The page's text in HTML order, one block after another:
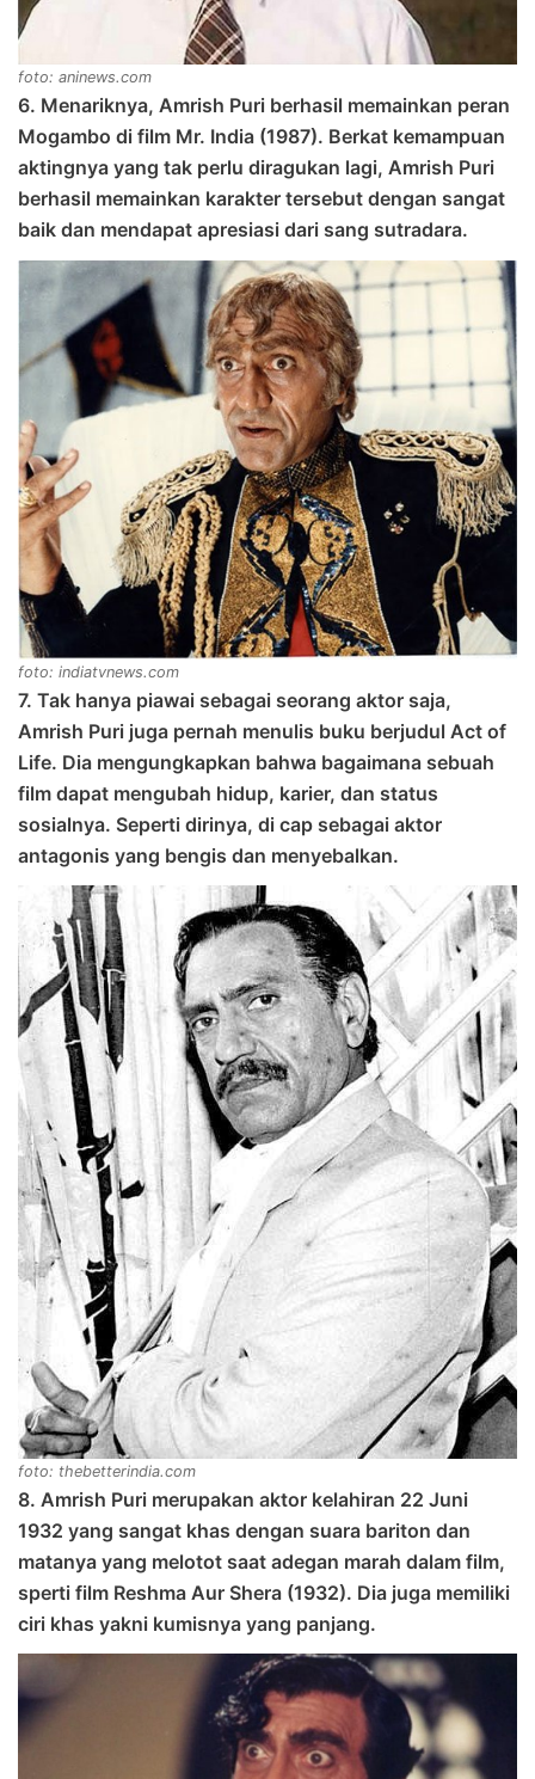
foto: aninews.com
6. Menariknya, Amrish Puri berhasil memainkan peran
Mogambo di film Mr. India (1987). Berkat kemampuan
aktingnya yang tak perlu diragukan lagi, Amrish Puri
berhasil memainkan karakter tersebut dengan sangat
baik dan mendapat apresiasi dari sang sutradara.
foto: indiatvnews.com
7. Tak hanya piawai sebagai seorang aktor saja,
Amrish Puri juga pernah menulis buku berjudul Act of
Life. Dia mengungkapkan bahwa bagaimana sebuah
film dapat mengubah hidup, karier, dan status
sosialnya. Seperti dirinya, di cap sebagai aktor
antagonis yang bengis dan menyebalkan.
foto: thebetterindia.com
8. Amrish Puri merupakan aktor kelahiran 22 Juni
1932 yang sangat khas dengan suara bariton dan
matanya yang melotot saat adegan marah dalam film,
sperti film Reshma Aur Shera (1932). Dia juga memiliki
ciri khas yakni kumisnya yang panjang.